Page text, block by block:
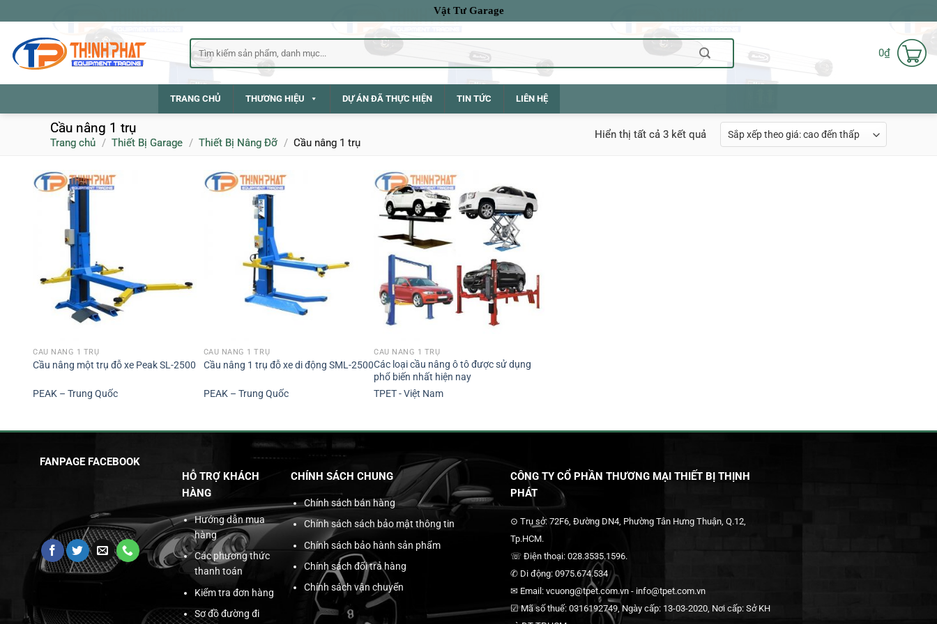
qua
dung
Vật Tư Garage
Tìm
kiếm:
0₫
TRANG CHỦ THƯƠNG HIỆU DỰ ÁN ĐÃ THỰC HIỆN TIN TỨC LIÊN HỆ
Cầu nâng 1 trụ
Trang chủ / Thiết Bị Garage / Thiết Bị Nâng Đỡ / Cầu nâng 1 trụ
Hiển thị tất cả 3 kết quảĐã
CẦU NÂNG 1 TRỤ
Cầu nâng một trụ đỗ xe Peak SL-2500
PEAK – Trung Quốc
CẦU NÂNG 1 TRỤ
Cầu nâng 1 trụ đỗ xe di động SML-2500
PEAK – Trung Quốc
CẦU NÂNG 1 TRỤ
Các loại cầu nâng ô tô được sử dụng
phổ biến nhất hiện nay
TPET - Việt Nam
FANPAGE FACEBOOK
HỖ TRỢ KHÁCH
HÀNG
Hướng dẫn mua
hàng
Các phương thức
thanh toán
Kiểm tra đơn hàng
Sơ đồ đường đi
CHÍNH SÁCH CHUNG
Chính sách bán hàng
Chính sách sách bảo mật thông tin
Chính sách bảo hành sản phẩm
Chính sách đổi trả hàng
Chính sách vận chuyển
CÔNG TY CỔ PHẦN THƯƠNG MẠI THIẾT BỊ THỊNH
PHÁT
⊙ Trụ sở: 72F6, Đường DN4, Phường Tân Hưng Thuận, Q.12,
Tp.HCM.
☏ Điện thoại: 028.3535.1596.
✆ Di động: 0975.674.534
✉ Email: vcuong@tpet.com.vn - info@tpet.com.vn
☑ Mã số thuế: 0316192749, Ngày cấp: 13-03-2020, Nơi cấp: Sở KH